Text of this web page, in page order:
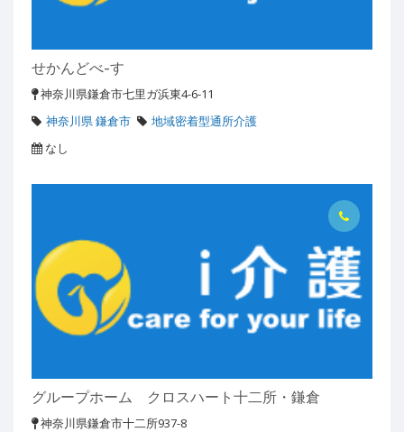
せかんどべ-す
神奈川県鎌倉市七里ガ浜東4-6-11
神奈川県 鎌倉市
地域密着型通所介護
なし
グループホーム クロスハート十二所・鎌倉
神奈川県鎌倉市十二所937-8